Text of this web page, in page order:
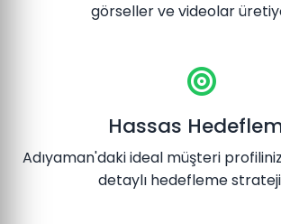
görseller ve videolar
Hassas
Adıyaman'daki ideal müşteri
detaylı hedefleme